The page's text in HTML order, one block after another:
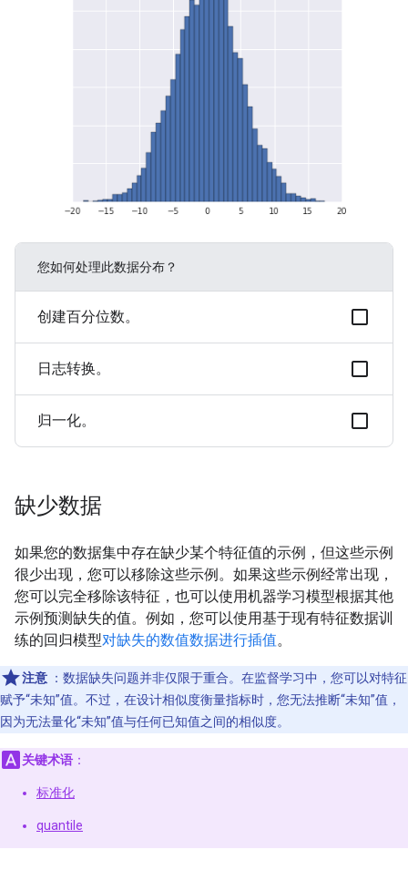
您如何处理此数据分布？
创建百分位数。
日志转换。
归一化。
缺少数据
如果您的数据集中存在缺少某个特征值的示例，但这些示例
很少出现，您可以移除这些示例。如果这些示例经常出现，
您可以完全移除该特征，也可以使用机器学习模型根据其他
示例预测缺失的值。例如，您可以使用基于现有特征数据训
练的回归模型对缺失的数值数据进行插值。
注意 ：数据缺失问题并非仅限于重合。在监督学习中，您可以对特征
赋予“未知”值。不过，在设计相似度衡量指标时，您无法推断“未知”值，
因为无法量化“未知”值与任何已知值之间的相似度。
关键术语 ：
标准化
quantile